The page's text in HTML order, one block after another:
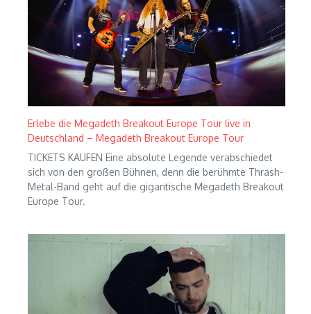
Erlebe die Megadeth Breakout Europe Tour live in
Deutschland – Megadeth Breakout Europe Tour
TICKETS KAUFEN Eine absolute Legende verabschiedet
sich von den großen Bühnen, denn die berühmte Thrash-
Metal-Band geht auf die gigantische Megadeth Breakout
Europe Tour.